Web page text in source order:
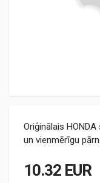
Oriģinālais
un vienmērīgu
10.32 EUR